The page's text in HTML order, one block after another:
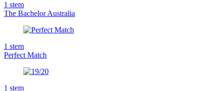
1 stem
The Bachelor Australia
1 stem
Perfect Match
1 stem